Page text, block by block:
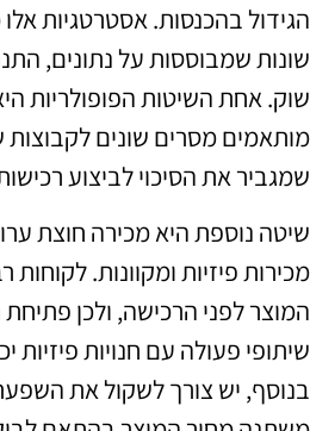
הגידול בהכנסות. אסטרטגיות
שונות שמבוססות על נתונים,
שוק. אחת השיטות הפופולריות
מותאמים מסרים שונים לקבוצות
שמגביר את הסיכוי לביצוע
שיטה נוספת היא מכירה חוצת
מכירות פיזיות ומקוונות.
המוצר לפני הרכישה, ולכן פתיחת
שיתופי פעולה עם חנויות פיזיות
בנוסף, יש צורך לשקול את